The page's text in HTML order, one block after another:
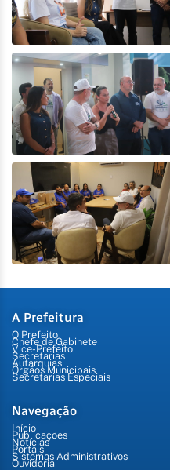
A Prefeitura
O Prefeito
Chefe de Gabinete
Vice-Prefeito
Secretarias
Autarquias
Órgãos Municipais
Secretarias Especiais
Navegação
Início
Publicações
Notícias
Portais
Sistemas Administrativos
Ouvidoria